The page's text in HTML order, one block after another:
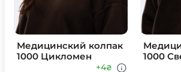
Медицинский колпак
1000 Цикломен
+4₴
1000